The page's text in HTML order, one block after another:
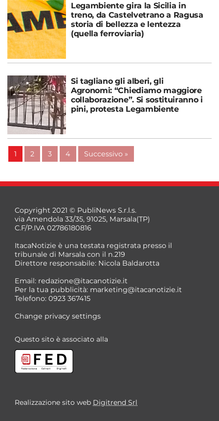
Legambiente gira la Sicilia in
treno, da Castelvetrano a Ragusa
storia di bellezza e lentezza
(quella ferroviaria)
Si tagliano gli alberi, gli
Agronomi: “Chiediamo maggiore
collaborazione”. Si sostituiranno i
pini, protesta Legambiente
1 2 3 4 Successivo »
Copyright 2021 © PubliNews S.r.l.s.
via Amendola 33/35, 91025, Marsala(TP)
C.F/P.IVA 02786180816
ItacaNotizie è una testata registrata presso il
tribunale di Marsala con il n.219
Direttore responsabile: Nicola Baldarotta
Email: redazione@itacanotizie.it
Per la tua pubblicità: marketing@itacanotizie.it
Telefono: 0923 367415
Change privacy settings
Questo sito è associato alla
Realizzazione sito web Digitrend Srl